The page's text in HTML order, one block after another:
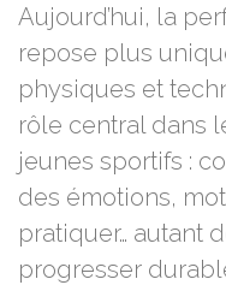
Aujourd’hui, la
repose plus
physiques et
rôle central dans
jeunes sportifs :
des émotions,
pratiquer… autant
progresser